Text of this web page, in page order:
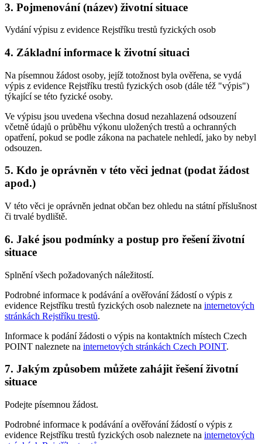
3. Pojmenování (název) životní situace
Vydání výpisu z evidence Rejstříku trestů fyzických osob
4. Základní informace k životní situaci
Na písemnou žádost osoby, jejíž totožnost byla ověřena, se vydá
výpis z evidence Rejstříku trestů fyzických osob (dále též "výpis")
týkající se této fyzické osoby.
Ve výpisu jsou uvedena všechna dosud nezahlazená odsouzení
včetně údajů o průběhu výkonu uložených trestů a ochranných
opatření, pokud se podle zákona na pachatele nehledí, jako by nebyl
odsouzen.
5. Kdo je oprávněn v této věci jednat (podat žádost
apod.)
V této věci je oprávněn jednat občan bez ohledu na státní příslušnost
či trvalé bydliště.
6. Jaké jsou podmínky a postup pro řešení životní
situace
Splnění všech požadovaných náležitostí.
Podrobné informace k podávání a ověřování žádostí o výpis z
evidence Rejstříku trestů fyzických osob naleznete na internetových
stránkách Rejstříku trestů.
Informace k podání žádosti o výpis na kontaktních místech Czech
POINT naleznete na internetových stránkách Czech POINT.
7. Jakým způsobem můžete zahájit řešení životní
situace
Podejte písemnou žádost.
Podrobné informace k podávání a ověřování žádostí o výpis z
evidence Rejstříku trestů fyzických osob naleznete na internetových